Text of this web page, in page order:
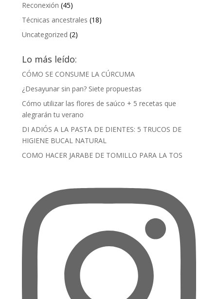
Reconexión (45)
Técnicas ancestrales (18)
Uncategorized (2)
Lo más leído:
CÓMO SE CONSUME LA CÚRCUMA
¿Desayunar sin pan? Siete propuestas
Cómo utilizar las flores de saúco + 5 recetas que
alegrarán tu verano
DI ADIÓS A LA PASTA DE DIENTES: 5 TRUCOS DE
HIGIENE BUCAL NATURAL
COMO HACER JARABE DE TOMILLO PARA LA TOS